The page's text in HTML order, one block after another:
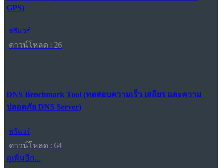
GPS)
ฟรีแวร์
ดาวน์โหลด : 26
DNS Benchmark Tool (ทดสอบความเร็ว เสถียร และความ
ปลอดภัย DNS Server)
ฟรีแวร์
ดาวน์โหลด : 64
ดูเพิ่มอีก...